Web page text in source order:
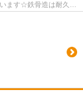
ます☆鉄骨造は耐久性